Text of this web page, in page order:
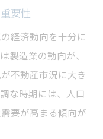
のポイント
践的アプローチ
売却の工夫
売却の傾向分析
準を探る
断基準を解説
要性
経済動向を十分に
製造業の動向が、
不動産市況に大き
な時期には、人口
要が高まる傾向が